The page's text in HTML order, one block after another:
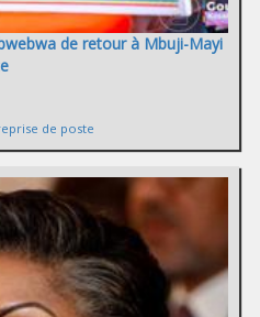
de retour à Mbuji-Mayi
de poste